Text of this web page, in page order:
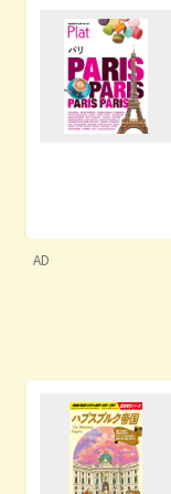
AD